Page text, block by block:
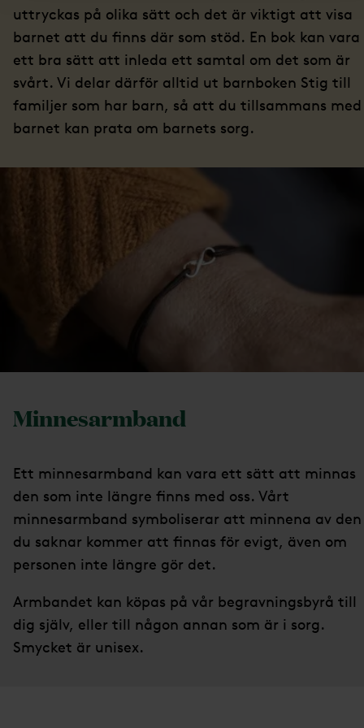
uttryckas på olika sätt och det är viktigt att visa
barnet att du finns där som stöd. En bok kan vara
ett bra sätt att inleda ett samtal om det som är
svårt. Vi delar därför alltid ut barnboken Stig till
familjer som har barn, så att du tillsammans med
barnet kan prata om barnets sorg.
Minnesarmband
Ett minnesarmband kan vara ett sätt att minnas
den som inte längre finns med oss. Vårt
minnesarmband symboliserar att minnena av den
du saknar kommer att finnas för evigt, även om
personen inte längre gör det.
Armbandet kan köpas på vår begravningsbyrå till
dig själv, eller till någon annan som är i sorg.
Smycket är unisex.